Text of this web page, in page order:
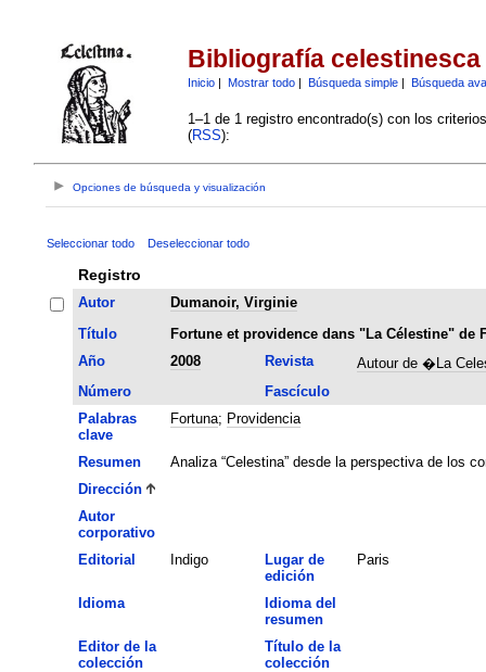
Bibliografía celestinesca
Inicio| Mostrar todo| Búsqueda simple| Búsqueda
1–1 de 1 registro encontrado(s) con los
(RSS):
Opciones de búsqueda y visualización
Seleccionar todo Deseleccionar todo
Registro
Autor
Dumanoir, Virginie
Título
Fortune et providence dans "La Célestine" de
Año
2008 Revista
Autour de �La
Número
Fascículo
Palabras
clave
Fortuna; Providencia
Resumen
Analiza “Celestina” desde la perspectiva de los
Dirección
Autor
corporativo
Editorial
Indigo
Lugar de
edición
Paris
Idioma
Idioma del
resumen
Editor de la
colección
Título de la
colección